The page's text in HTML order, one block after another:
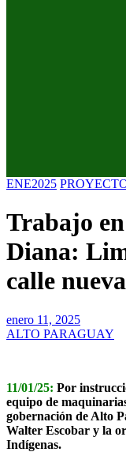
ENE2025
Trabajo
Diana:
calle nueva
enero 11, 2025
ALTO PARAGUAY
11/01/25: Por
equipo de
gobernación de Alto
Walter Escobar y la
Indígenas.